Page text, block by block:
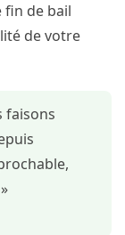
de bail
de votre
faisons